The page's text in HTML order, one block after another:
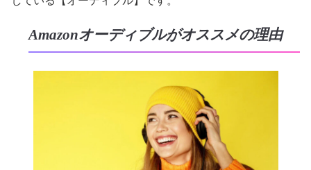
Amazonオーディブルがオススメの理由